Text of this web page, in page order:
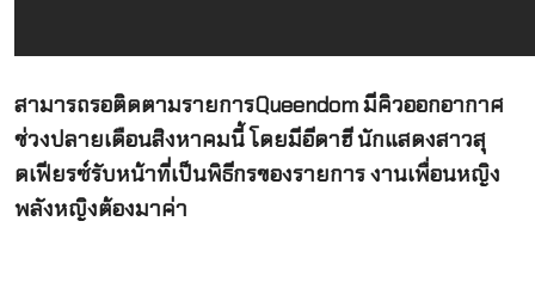
สามารถรอติดตามรายการQueendom มีคิวออกอากาศ
ช่วงปลายเดือนสิงหาคมนี้ โดยมีอีดาฮี นักแสดงสาวสุ
ดเฟียรซ์รับหน้าที่เป็นพิธีกรของรายการ งานเพื่อนหญิง
พลังหญิงต้องมาค่า